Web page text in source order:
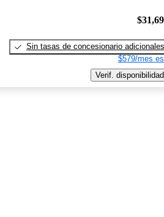
Sin tasas de concesionario adicionales
$579/mes
Verif. disponibilidad